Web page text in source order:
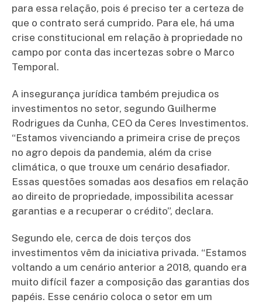
para essa relação, pois é preciso ter a certeza de
que o contrato será cumprido. Para ele, há uma
crise constitucional em relação à propriedade no
campo por conta das incertezas sobre o Marco
Temporal.
A insegurança jurídica também prejudica os
investimentos no setor, segundo Guilherme
Rodrigues da Cunha, CEO da Ceres Investimentos.
“Estamos vivenciando a primeira crise de preços
no agro depois da pandemia, além da crise
climática, o que trouxe um cenário desafiador.
Essas questões somadas aos desafios em relação
ao direito de propriedade, impossibilita acessar
garantias e a recuperar o crédito”, declara.
Segundo ele, cerca de dois terços dos
investimentos vêm da iniciativa privada. “Estamos
voltando a um cenário anterior a 2018, quando era
muito difícil fazer a composição das garantias dos
papéis. Esse cenário coloca o setor em um